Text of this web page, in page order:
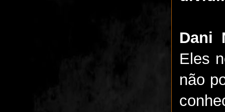
Dani
Eles
não